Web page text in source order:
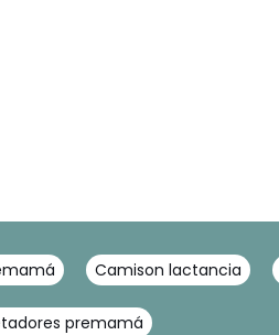
Camison lactancia
premamá